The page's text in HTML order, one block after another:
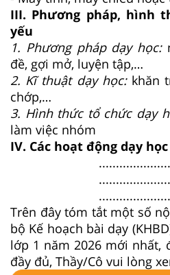
III. Phương pháp, hình
yếu
1. Phương pháp dạy học:
đề, gợi mở, luyện tập,…
2. Kĩ thuật dạy học: khăn
chớp,…
3. Hình thức tổ chức dạy
làm việc nhóm
IV. Các hoạt động dạy
Trên đây tóm tắt một số
bộ Kế hoạch bài dạy
lớp 1 năm 2026 mới nhất,
đầy đủ, Thầy/Cô vui lòng